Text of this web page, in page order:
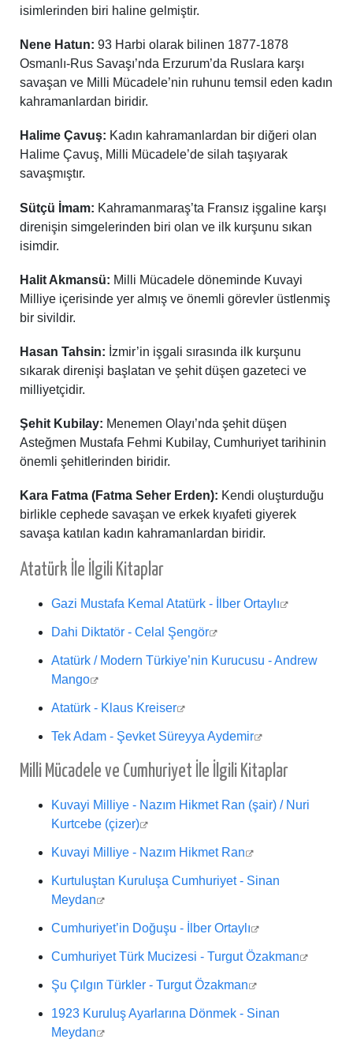
isimlerinden biri haline gelmiştir.
Nene Hatun: 93 Harbi olarak bilinen 1877-1878
Osmanlı-Rus Savaşı’nda Erzurum’da Ruslara karşı
savaşan ve Milli Mücadele’nin ruhunu temsil eden kadın
kahramanlardan biridir.
Halime Çavuş: Kadın kahramanlardan bir diğeri olan
Halime Çavuş, Milli Mücadele’de silah taşıyarak
savaşmıştır.
Sütçü İmam: Kahramanmaraş’ta Fransız işgaline karşı
direnişin simgelerinden biri olan ve ilk kurşunu sıkan
isimdir.
Halit Akmansü: Milli Mücadele döneminde Kuvayi
Milliye içerisinde yer almış ve önemli görevler üstlenmiş
bir sivildir.
Hasan Tahsin: İzmir’in işgali sırasında ilk kurşunu
sıkarak direnişi başlatan ve şehit düşen gazeteci ve
milliyetçidir.
Şehit Kubilay: Menemen Olayı’nda şehit düşen
Asteğmen Mustafa Fehmi Kubilay, Cumhuriyet tarihinin
önemli şehitlerinden biridir.
Kara Fatma (Fatma Seher Erden): Kendi oluşturduğu
birlikle cephede savaşan ve erkek kıyafeti giyerek
savaşa katılan kadın kahramanlardan biridir.
Atatürk İle İlgili Kitaplar
Gazi Mustafa Kemal Atatürk - İlber Ortaylı
Dahi Diktatör - Celal Şengör
Atatürk / Modern Türkiye’nin Kurucusu - Andrew
Mango
Atatürk - Klaus Kreiser
Tek Adam - Şevket Süreyya Aydemir
Milli Mücadele ve Cumhuriyet İle İlgili Kitaplar
Kuvayi Milliye - Nazım Hikmet Ran (şair) / Nuri
Kurtcebe (çizer)
Kuvayi Milliye - Nazım Hikmet Ran
Kurtuluştan Kuruluşa Cumhuriyet - Sinan
Meydan
Cumhuriyet’in Doğuşu - İlber Ortaylı
Cumhuriyet Türk Mucizesi - Turgut Özakman
Şu Çılgın Türkler - Turgut Özakman
1923 Kuruluş Ayarlarına Dönmek - Sinan
Meydan